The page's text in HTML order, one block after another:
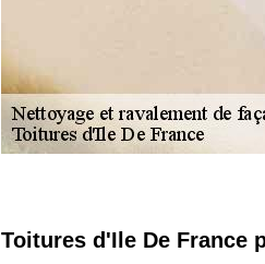
Toitures d'Ile De France